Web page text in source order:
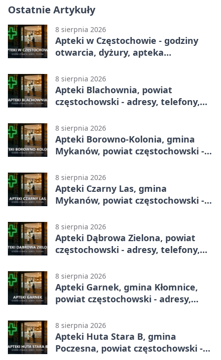
Ostatnie Artykuły
8 sierpnia 2026
Apteki w Częstochowie - godziny
otwarcia, dyżury, apteka
8 sierpnia 2026
Apteki Blachownia, powiat
częstochowski - adresy, telefony,
8 sierpnia 2026
Apteki Borowno-Kolonia, gmina
Mykanów, powiat częstochowski -
8 sierpnia 2026
Apteki Czarny Las, gmina
Mykanów, powiat częstochowski -
8 sierpnia 2026
Apteki Dąbrowa Zielona, powiat
częstochowski - adresy, telefony,
8 sierpnia 2026
Apteki Garnek, gmina Kłomnice,
powiat częstochowski - adresy,
8 sierpnia 2026
Apteki Huta Stara B, gmina
Poczesna, powiat częstochowski -